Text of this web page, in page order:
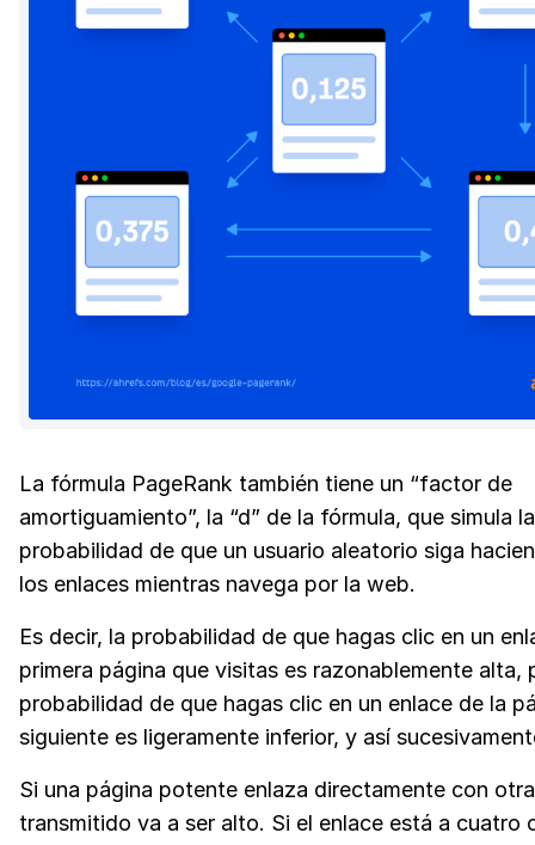
La fórmula PageRank también tiene un “factor de
amortiguamiento”, la “d” de la fórmula, que simula la
probabilidad de que un usuario aleatorio siga
los enlaces mientras navega por la web.
Es decir, la probabilidad de que hagas clic en un
primera página que visitas es razonablemente alta,
probabilidad de que hagas clic en un enlace de la
siguiente es ligeramente inferior, y así
Si una página potente enlaza directamente con
transmitido va a ser alto. Si el enlace está a cuatro